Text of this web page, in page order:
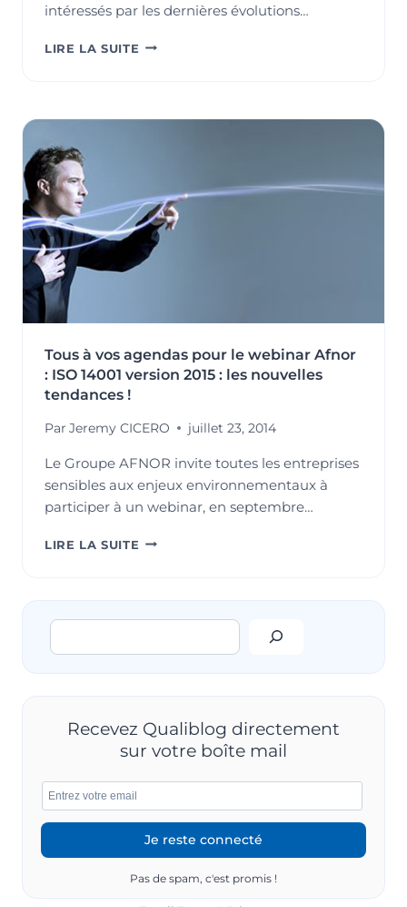
intéressés par les dernières évolutions…
LIRE LA SUITE JOURNÉE
:
RÉFÉRENTIELS
QUALITÉ
Tous à vos agendas pour le webinar Afnor
: ISO 14001 version 2015 : les nouvelles
tendances !
Par Jeremy CICERO juillet 23, 2014
Le Groupe AFNOR invite toutes les entreprises
sensibles aux enjeux environnementaux à
participer à un webinar, en septembre…
LIRE LA SUITE TOUS
14001
VERSION
2015
NOUVELLES
Rechercher
Recevez Qualiblog directement
sur votre boîte mail
Pas de spam, c'est promis !